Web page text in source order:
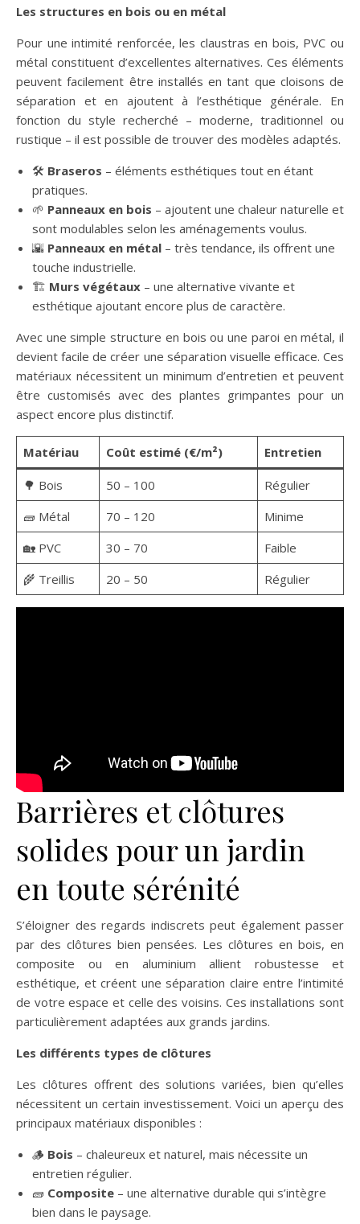
Les structures en bois ou en métal
Pour une intimité renforcée, les claustras en bois, PVC ou
métal constituent d’excellentes alternatives. Ces éléments
peuvent facilement être installés en tant que cloisons de
séparation et en ajoutent à l’esthétique générale. En
fonction du style recherché – moderne, traditionnel ou
rustique – il est possible de trouver des modèles adaptés.
🛠️ Braseros – éléments esthétiques tout en étant
pratiques.
🌱 Panneaux en bois – ajoutent une chaleur naturelle et
sont modulables selon les aménagements voulus.
🌇 Panneaux en métal – très tendance, ils offrent une
touche industrielle.
🏗️ Murs végétaux – une alternative vivante et
esthétique ajoutant encore plus de caractère.
Avec une simple structure en bois ou une paroi en métal, il
devient facile de créer une séparation visuelle efficace. Ces
matériaux nécessitent un minimum d’entretien et peuvent
être customisés avec des plantes grimpantes pour un
aspect encore plus distinctif.
Matériau Coût estimé (€/m²) Entretien
🌳 Bois 50 – 100
Régulier
🧱 Métal
70 – 120
Minime
🏡 PVC
30 – 70
Faible
🌾 Treillis
20 – 50 Régulier
Barrières et clôtures
solides pour un jardin
en toute sérénité
S’éloigner des regards indiscrets peut également passer
par des clôtures bien pensées. Les clôtures en bois, en
composite ou en aluminium allient robustesse et
esthétique, et créent une séparation claire entre l’intimité
de votre espace et celle des voisins. Ces installations sont
particulièrement adaptées aux grands jardins.
Les différents types de clôtures
Les clôtures offrent des solutions variées, bien qu’elles
nécessitent un certain investissement. Voici un aperçu des
principaux matériaux disponibles :
🪵 Bois – chaleureux et naturel, mais nécessite un
entretien régulier.
🧱 Composite – une alternative durable qui s’intègre
bien dans le paysage.